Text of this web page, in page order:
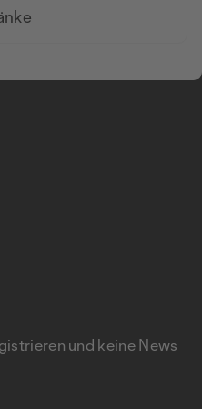
und keine News